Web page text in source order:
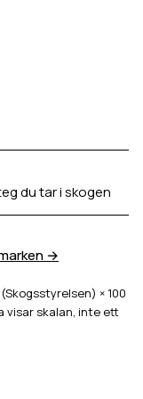
du tar i skogen
→
× 100
visar skalan, inte ett